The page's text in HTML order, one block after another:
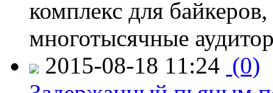
комплекс для
многотысячные
2015-08-18 11:24 (0)